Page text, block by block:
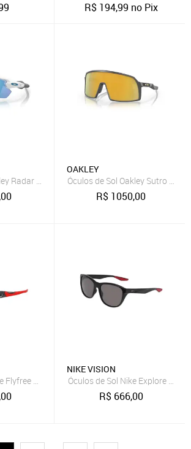
R$ 194,99 no Pix
Radar Ev Path Polished White Prizm Sapphire
OAKLEY
Óculos de Sol Oakley Sutro S
R$ 1050,00
Flyfree M Matte Anthracte Red Mirror
NIKE VISION
Óculos de Sol Nike Explore Flow
R$ 666,00